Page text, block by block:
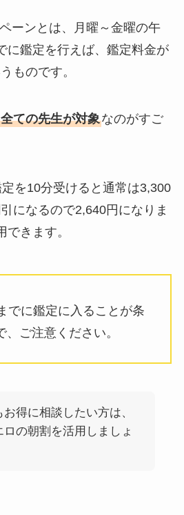
ーンとは、月曜～金曜の午
に鑑定を行えば、鑑定料金が
ものです。
全ての先生が対象なのがすご
を10分受けると通常は3,300
になるので2,640円になりま
きます。
でに鑑定に入ることが条
ご注意ください。
得に相談したい方は、
ロの朝割を活用しましょ